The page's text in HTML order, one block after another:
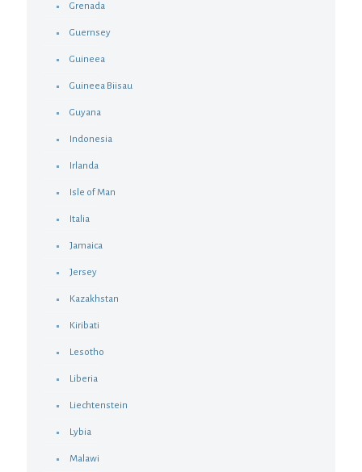
Grenada
Guernsey
Guineea
Guineea Biisau
Guyana
Indonesia
Irlanda
Isle of Man
Italia
Jamaica
Jersey
Kazakhstan
Kiribati
Lesotho
Liberia
Liechtenstein
Lybia
Malawi